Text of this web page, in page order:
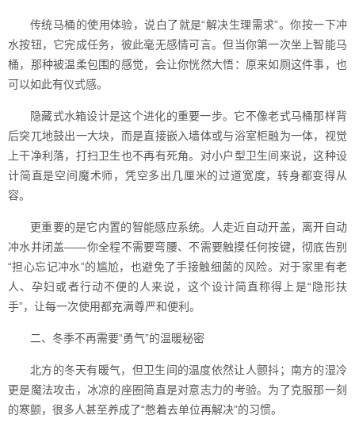
传统马桶的使用体验，说白了就是“解决生理需求”。你按一下冲
水按钮，它完成任务，彼此毫无感情可言。但当你第一次坐上智能马
桶，那种被温柔包围的感觉，会让你恍然大悟：原来如厕这件事，也
可以如此有仪式感。
隐藏式水箱设计是这个进化的重要一步。它不像老式马桶那样背
后突兀地鼓出一大块，而是直接嵌入墙体或与浴室柜融为一体，视觉
上干净利落，打扫卫生也不再有死角。对小户型卫生间来说，这种设
计简直是空间魔术师，凭空多出几厘米的过道宽度，转身都变得从
容。
更重要的是它内置的智能感应系统。人走近自动开盖，离开自动
冲水并闭盖——你全程不需要弯腰、不需要触摸任何按键，彻底告别
“担心忘记冲水”的尴尬，也避免了手接触细菌的风险。对于家里有老
人、孕妇或者行动不便的人来说，这个设计简直称得上是“隐形扶
手”，让每一次使用都充满尊严和便利。
二、冬季不再需要“勇气”的温暖秘密
北方的冬天有暖气，但卫生间的温度依然让人颤抖；南方的湿冷
更是魔法攻击，冰凉的座圈简直是对意志力的考验。为了克服那一刻
的寒颤，很多人甚至养成了“憋着去单位再解决”的习惯。